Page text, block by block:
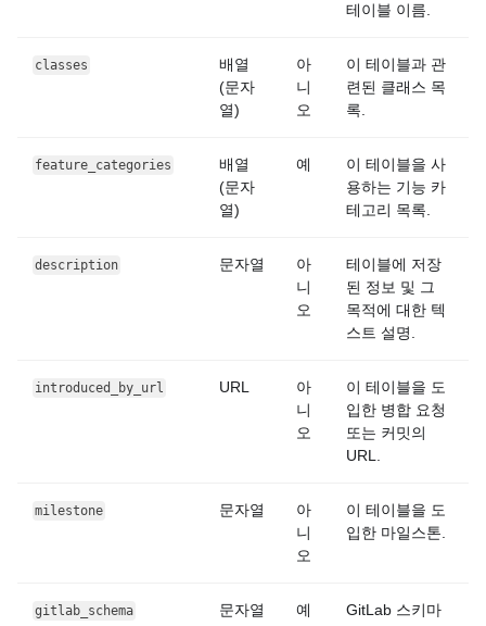
테이블 이름.
classes
배열
(문자
열)
아
니
오
이 테이블과 관
련된 클래스 목
록.
feature_categories
배열
(문자
열)
예
이 테이블을 사
용하는 기능 카
테고리 목록.
description 문자열
아
니
오
테이블에 저장
된 정보 및 그
목적에 대한 텍
스트 설명.
introduced_by_url URL
아
니
오
이 테이블을 도
입한 병합 요청
또는 커밋의
URL.
milestone 문자열
아
니
오
이 테이블을 도
입한 마일스톤.
gitlab_schema 문자열 예
GitLab 스키마